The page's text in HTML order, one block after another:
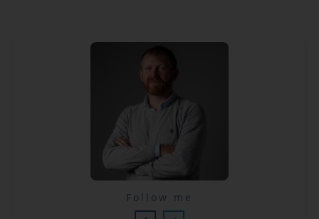
Lecciones por email...
Follow me